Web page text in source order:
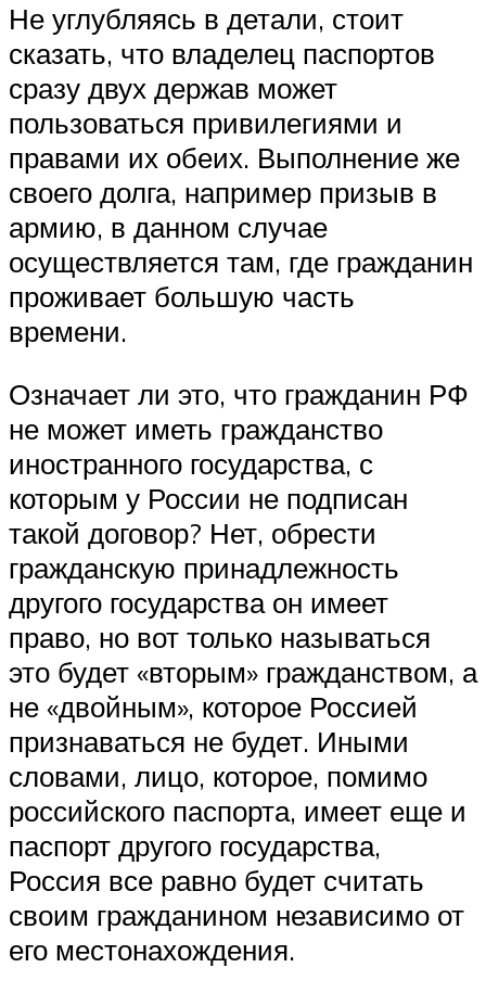
Не углубляясь в детали, стоит
сказать, что владелец паспортов
сразу двух держав может
пользоваться привилегиями и
правами их обеих. Выполнение же
своего долга, например призыв в
армию, в данном случае
осуществляется там, где гражданин
проживает большую часть
времени.
Означает ли это, что гражданин РФ
не может иметь гражданство
иностранного государства, с
которым у России не подписан
такой договор? Нет, обрести
гражданскую принадлежность
другого государства он имеет
право, но вот только называться
это будет «вторым» гражданством, а
не «двойным», которое Россией
признаваться не будет. Иными
словами, лицо, которое, помимо
российского паспорта, имеет еще и
паспорт другого государства,
Россия все равно будет считать
своим гражданином независимо от
его местонахождения.